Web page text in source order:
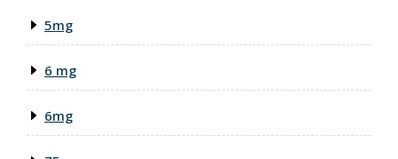
5mg
6 mg
6mg